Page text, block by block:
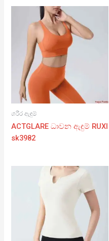
ශරීර ඇඳුම්
ACTGLARE ධාවන ඇඳුම් RUXI
sk3982